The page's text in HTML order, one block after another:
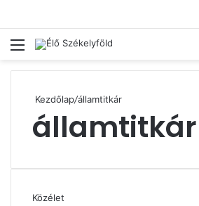
Menü
Kezdőlap/államtitkár
államtitkár
Közélet